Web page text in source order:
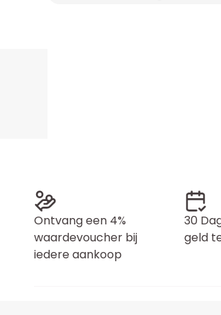
Ontvang een 4%
waardevoucher bij
iedere aankoop
30
geld